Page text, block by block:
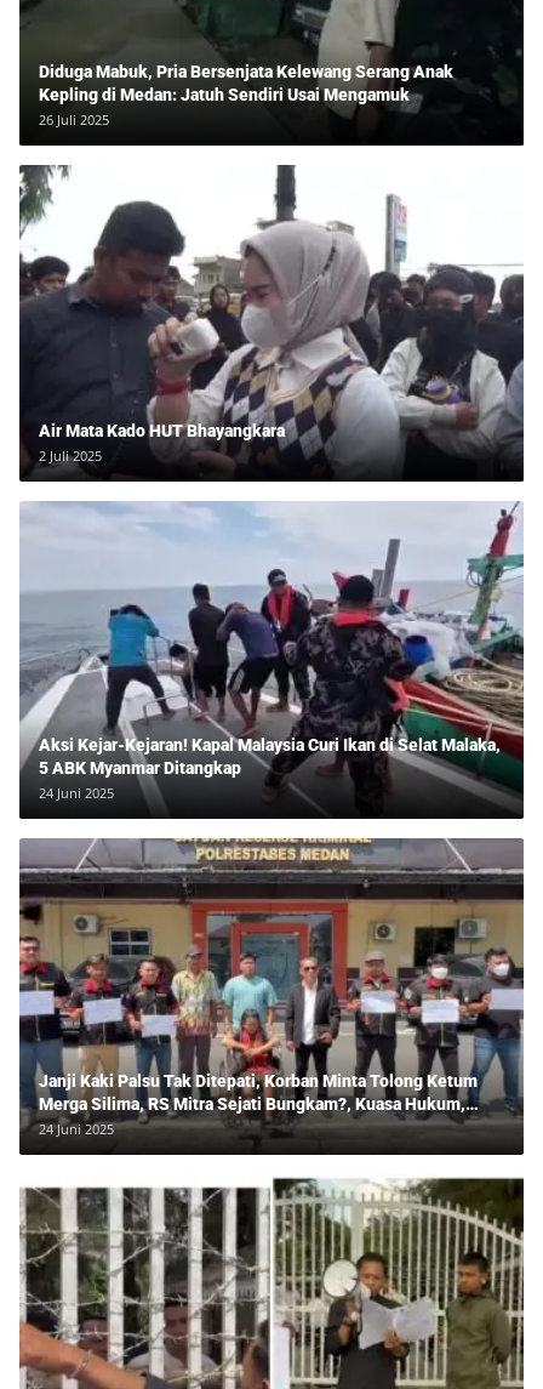
Diduga Mabuk, Pria Bersenjata Kelewang Serang Anak
Kepling di Medan: Jatuh Sendiri Usai Mengamuk
26 Juli 2025
Air Mata Kado HUT Bhayangkara
2 Juli 2025
Aksi Kejar-Kejaran! Kapal Malaysia Curi Ikan di Selat Malaka,
5 ABK Myanmar Ditangkap
24 Juni 2025
Janji Kaki Palsu Tak Ditepati, Korban Minta Tolong Ketum
Merga Silima, RS Mitra Sejati Bungkam?, Kuasa Hukum,
Hans Silalahi Dampingi Julita Cari Keadilan
24 Juni 2025